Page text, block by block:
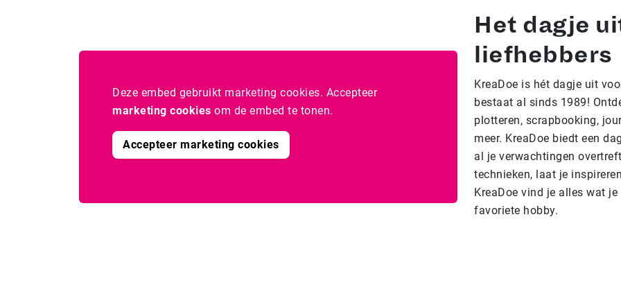
Deze embed gebruikt marketing cookies. Accepteer
marketing cookies om de embed te tonen.
Accepteer marketing cookies
Het dagje
liefhebbers
KreaDoe is hét dagje uit
bestaat al sinds 1989!
plotteren, scrapbooking,
meer. KreaDoe biedt een
al je verwachtingen
technieken, laat je
KreaDoe vind je alles wat
favoriete hobby.